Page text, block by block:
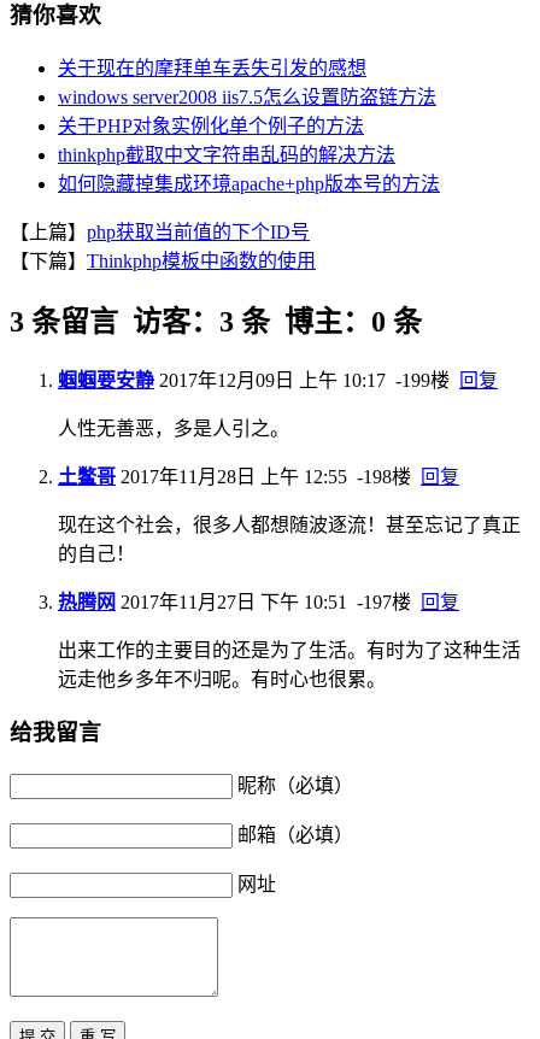
猜你喜欢
关于现在的摩拜单车丢失引发的感想
windows server2008 iis7.5怎么设置防盗链方法
关于PHP对象实例化单个例子的方法
thinkphp截取中文字符串乱码的解决方法
如何隐藏掉集成环境apache+php版本号的方法
【上篇】 php获取当前值的下个ID号
【下篇】 Thinkphp模板中函数的使用
3 条留言 访客：3 条 博主：0 条
蝈蝈要安静 2017年12月09日 上午 10:17 -199楼 回复
人性无善恶，多是人引之。
土鳖哥 2017年11月28日 上午 12:55 -198楼 回复
现在这个社会，很多人都想随波逐流！甚至忘记了真正
的自己！
热腾网 2017年11月27日 下午 10:51 -197楼 回复
出来工作的主要目的还是为了生活。有时为了这种生活
远走他乡多年不归呢。有时心也很累。
给我留言
昵称（必填）
邮箱（必填）
网址